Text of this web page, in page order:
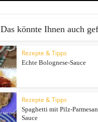
Das könnte Ihnen auch
Rezepte & Tipps
Echte Bolognese-Sauce
Rezepte & Tipps
Spaghetti mit Pilz-
Sauce